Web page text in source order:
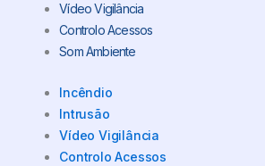
Vídeo Vigilância
Controlo Acessos
Som Ambiente
Incêndio
Intrusão
Vídeo Vigilância
Controlo Acessos